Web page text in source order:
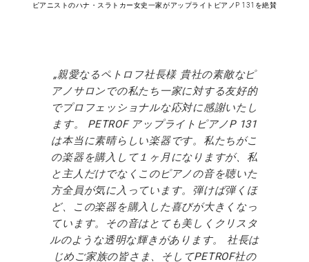
ピアニストのハナ・スラトカー女史一家がアップライトピアノP 131を絶賛
親愛なるペトロフ社長様 貴社の素敵なピ
アノサロンでの私たち一家に対する友好的
でプロフェッショナルな応対に感謝いたし
ます。 PETROF アップライトピアノP 131
は本当に素晴らしい楽器です。私たちがこ
の楽器を購入して１ヶ月になりますが、私
と主人だけでなくこのピアノの音を聴いた
方全員が気に入っています。弾けば弾くほ
ど、この楽器を購入した喜びが大きくなっ
ています。その音はとても美しくクリスタ
ルのような透明な輝きがあります。 社長は
じめご家族の皆さま、そしてPETROF社の